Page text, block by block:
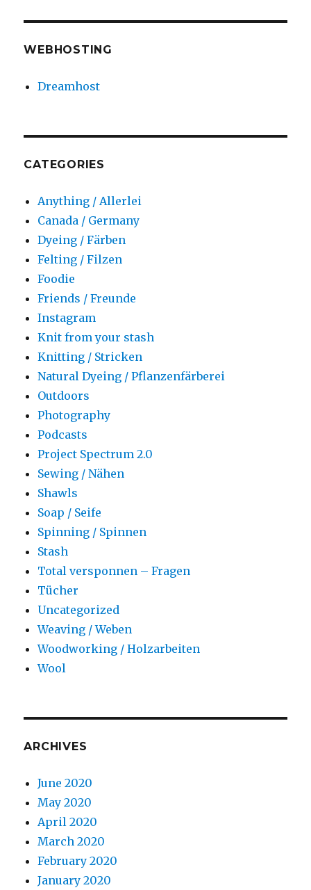
WEBHOSTING
Dreamhost
CATEGORIES
Anything / Allerlei
Canada / Germany
Dyeing / Färben
Felting / Filzen
Foodie
Friends / Freunde
Instagram
Knit from your stash
Knitting / Stricken
Natural Dyeing / Pflanzenfärberei
Outdoors
Photography
Podcasts
Project Spectrum 2.0
Sewing / Nähen
Shawls
Soap / Seife
Spinning / Spinnen
Stash
Total versponnen – Fragen
Tücher
Uncategorized
Weaving / Weben
Woodworking / Holzarbeiten
Wool
ARCHIVES
June 2020
May 2020
April 2020
March 2020
February 2020
January 2020